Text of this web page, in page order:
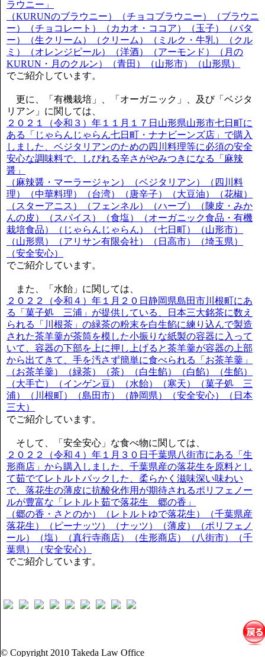
ラウニー」
（KURUNのブラウニー）（チョコブラウニー）（ブラウニ
ー）（チョコレート）（カカオ・ココア）（玉子）（バタ
ー）（生クリーム）（クリーム）（ミルク・牛乳）（クル
ミ）（オレンジピール）（洋酒）（アーモンド）（月の
KURUN・月のクルン）（青田）（山形市）（山形県）
でご紹介しています。
更に、「有機栽培」、「オーガニック」、及び「ベジタ
リアン」に関しては、
２０２１（令和３）年１１月１７日山形県山形市七日町に
ある「じゃらんじゃらん七日町・ナナビーンズ店」で購入
しました、ベジタリアンのための四川料理等に必須の安全
安心な調味料で、しびれる辛さがやみつきになる「麻辣
醤」
（麻辣醤・マーラージャン）（ベジタリアン）（四川料
理）（中華料理）（台湾）（唐辛子）（大豆油）（花椒）
（スターアニス）（フェンネル）（ハーブ）（陳皮・みか
んの皮）（スパイス）（食塩）（オーガニック食品・有機
栽培食品）（じゃらんじゃらん）（七日町）（山形市）
（山形県）（アリサン有限会社）（日高市）（埼玉県）
（安全安心）
でご紹介しています。
また、「水飴」に関しては、
２０２２（令和４）年１月２０日静岡県島田市川根町にあ
る「菓子処 三浦」が提供している、日本三大銘茶に数え
られる「川根茶」の緑茶の粉末を白生餡に練り込んで製造
された茶羊羹が茶筒を模した小振りな紙製の容器に入って
いて、容器の下部を上に押し上げると茶羊羹が容器の上部
から出てきて、手を汚さず簡単に食べられる「お茶羊羹」
（お茶羊羹）（緑茶）（茶）（白生餡）（白餡）（生餡）
（大手亡）（インゲン豆）（水飴）（寒天）（菓子処 三
浦）（川根町）（島田市）（静岡県）（安全安心）（日本
三大）
でご紹介しています。
そして、「安全安心」な食べ物に関しては、
２０２２（令和４）年１月３０日千葉県八街市にある「生
形商店」から購入しました、千葉県産の落花生を原料とし
て茹でてレトルトパックした、柔らかく滋味深い味わい
で、落花生の薄皮に抗酸化作用が期待されるポリフェノー
ルが豊富な「レトルト茹で落花生 郷の香」
（郷の香・さとのか）（レトルトゆで落花生）（千葉県産
落花生）（ピーナッツ）（ナッツ）（薄皮）（ポリフェノ
ール）（塩）（真行寺商店）（生形商店）（八街市）（千
葉県）（安全安心）
でご紹介しています。
© Copyright 2010 Takeda Law Office